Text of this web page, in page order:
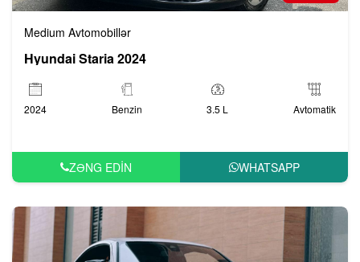
Medium Avtomobillər
Hyundai Staria 2024
2024 Benzin 3.5 L Avtomatik
ZƏNG EDIN WHATSAPP